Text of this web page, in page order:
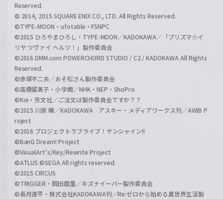
Reserved.
© 2014, 2015 SQUARE ENIX CO., LTD. All Rights Reserved.
©TYPE-MOON・ufotable・FSNPC
©2015 ひろやまひろし・TYPE-MOON／KADOKAWA／「プリズマ☆イ
リヤ ツヴァイ ヘルツ！」製作委員会
©2016 DMM.com POWERCHORD STUDIO / C2 / KADOKAWA All Rights
Reserved.
©赤塚不二夫／おそ松さん製作委員会
©高橋留美子・小学館／NHK・NEP・ShoPro
©Koi・芳文社／ご注文は製作委員会ですか？？
©2015 川原 礫／KADOKAWA アスキー・メディアワークス刊／AWIB P
roject
©2016 プロジェクトラブライブ！サンシャイン!!
©BanG Dream! Project
©VisualArt's/Key/Rewrite Project
©ATLUS ©SEGA All rights reserved.
©2015 CIRCUS
©TRIGGER・岡田麿里／キズナイーバー製作委員会
©長月達平・株式会社KADOKAWA刊／Re:ゼロから始める異世界生活製